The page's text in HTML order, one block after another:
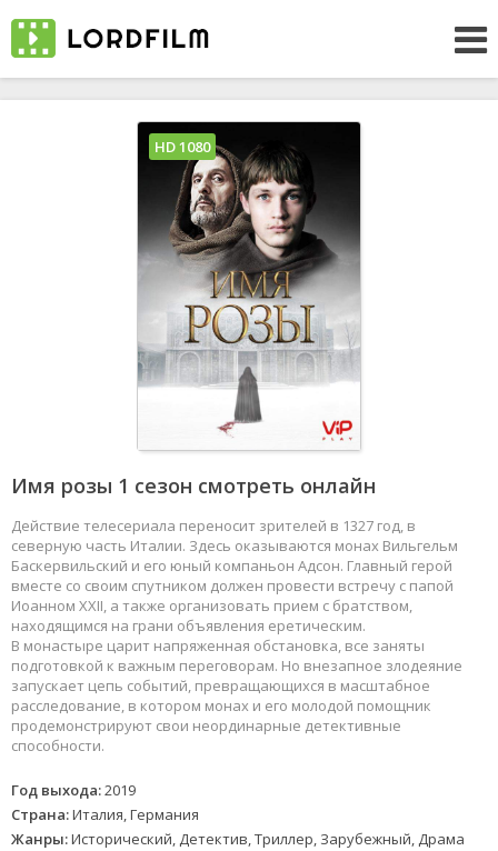
Имя розы 1 сезон смотреть онлайн
Действие телесериала переносит зрителей в 1327 год, в
северную часть Италии. Здесь оказываются монах Вильгельм
Баскервильский и его юный компаньон Адсон. Главный герой
вместе со своим спутником должен провести встречу с папой
Иоанном XXII, а также организовать прием с братством,
находящимся на грани объявления еретическим.
В монастыре царит напряженная обстановка, все заняты
подготовкой к важным переговорам. Но внезапное злодеяние
запускает цепь событий, превращающихся в масштабное
расследование, в котором монах и его молодой помощник
продемонстрируют свои неординарные детективные
способности.
Год выхода:2019
Страна:Италия, Германия
Жанры:Исторический, Детектив, Триллер, Зарубежный, Драма
HD 1080